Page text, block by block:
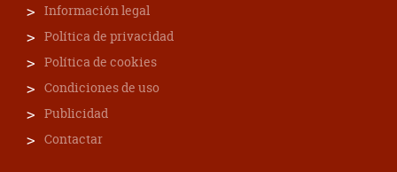
Información legal
Política de privacidad
Política de cookies
Condiciones de uso
Publicidad
Contactar